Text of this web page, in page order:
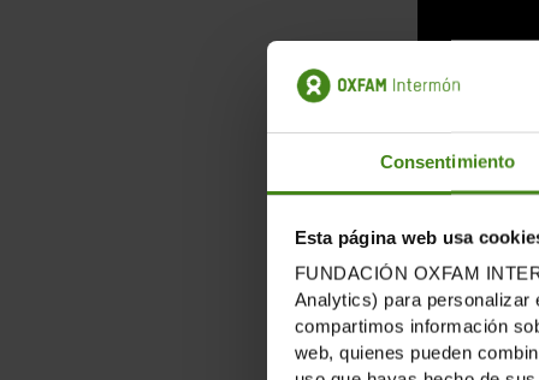
Consentimiento
Esta página web usa
FUNDACIÓN OXFAM
Analytics) para personalizar
compartimos información
web, quienes pueden